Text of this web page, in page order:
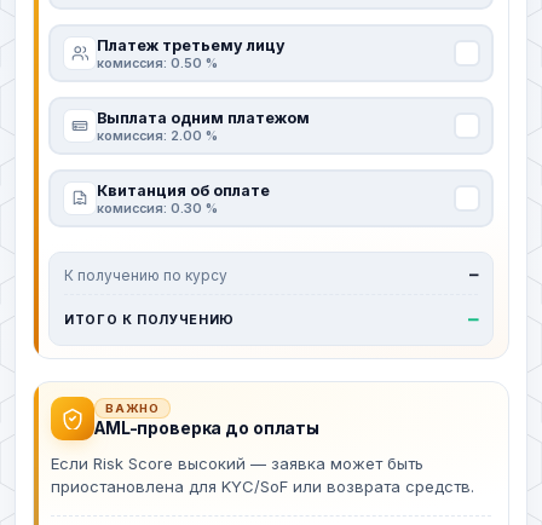
Платеж третьему лицу
комиссия: 0.50 %
Выплата одним платежом
комиссия: 2.00 %
Квитанция об оплате
комиссия: 0.30 %
К получению по курсу —
ИТОГО К ПОЛУЧЕНИЮ —
ВАЖНО
AML-проверка до оплаты
Если Risk Score высокий — заявка может быть
приостановлена для KYC/SoF или возврата средств.